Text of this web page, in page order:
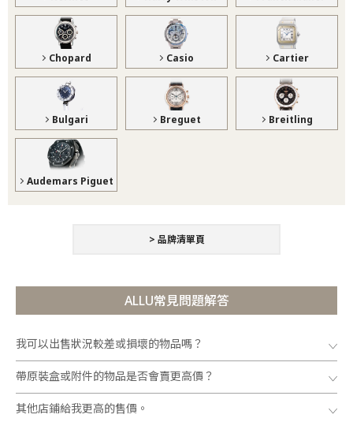
Chopard Casio Cartier
Bulgari Breguet Breitling
Audemars Piguet
> 品牌清單頁
ALLU常見問題解答
我可以出售狀況較差或損壞的物品嗎？
帶原裝盒或附件的物品是否會賣更高價？
其他店鋪給我更高的售價。